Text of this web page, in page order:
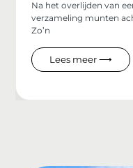
Na het overlijden van
verzameling munten
Zo’n
Lees meer ⟶